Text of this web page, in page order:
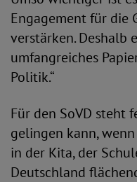
Engagement für die
verstärken. Deshalb
umfangreiches
Politik.“
Für den SoVD steht
gelingen kann,
in der Kita, der
Deutschland